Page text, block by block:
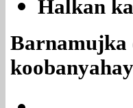
Halkan ka
Barnamujka
koobanyahay